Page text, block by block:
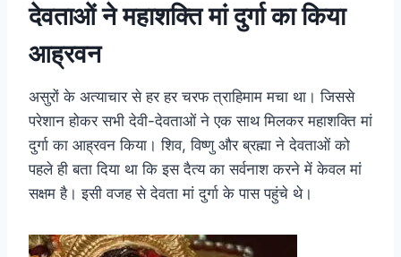
देवताओं ने महाशक्ति मां दुर्गा का किया
आह्रवन
असुरों के अत्याचार से हर हर चरफ त्राहिमाम मचा था। जिससे
परेशान होकर सभी देवी-देवताओं ने एक साथ मिलकर महाशक्ति मां
दुर्गा का आह्रवन किया। शिव, विष्णु और ब्रह्मा ने देवताओं को
पहले ही बता दिया था कि इस दैत्य का सर्वनाश करने में केवल मां
सक्षम है। इसी वजह से देवता मां दुर्गा के पास पहुंचे थे।